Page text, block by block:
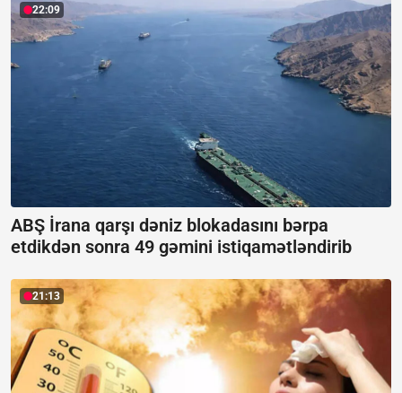
22:09
ABŞ İrana qarşı dəniz blokadasını bərpa
etdikdən sonra 49 gəmini istiqamətləndirib
21:13